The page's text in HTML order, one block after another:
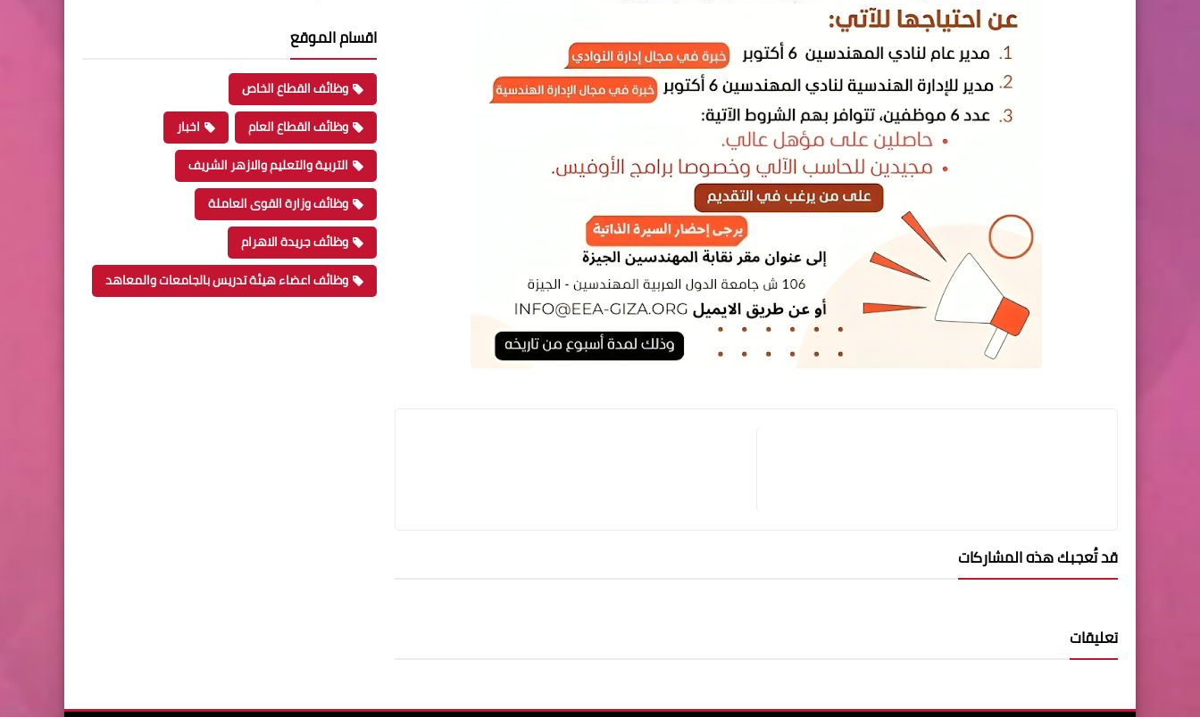
قد تُعجبك هذه المشاركات
تعليقات
اقسام الموقع
وظائف القطاع الخاص
وظائف القطاع العام
اخبار
التربية والتعليم والازهر الشريف
وظائف وزارة القوى العاملة
وظائف جريدة الاهرام
وظائف اعضاء هيئة تدريس بالجامعات والمعاهد